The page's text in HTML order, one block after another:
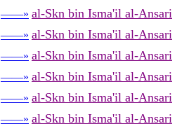
——» al-Skn bin Isma'il al-Ansari
——» al-Skn bin Isma'il al-Ansari
——» al-Skn bin Isma'il al-Ansari
——» al-Skn bin Isma'il al-Ansari
——» al-Skn bin Isma'il al-Ansari
——» al-Skn bin Isma'il al-Ansari